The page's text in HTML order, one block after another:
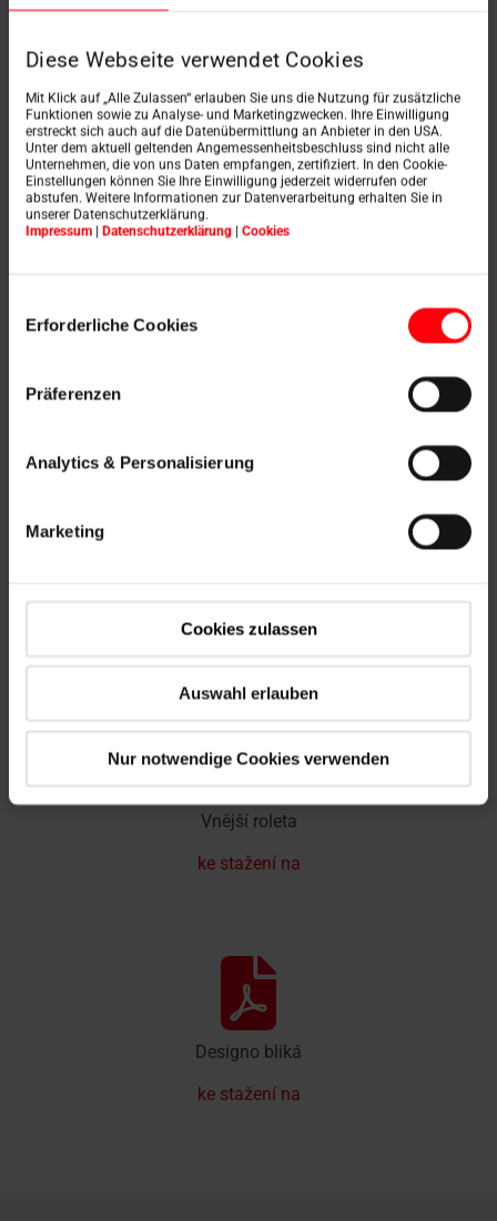
Diese Webseite verwendet Cookies
Mit Klick auf „Alle Zulassen“ erlauben Sie uns die Nutzung für zusätzliche
Funktionen sowie zu Analyse- und Marketingzwecken. Ihre Einwilligung
erstreckt sich auch auf die Datenübermittlung an Anbieter in den USA.
Unter dem aktuell geltenden Angemessenheitsbeschluss sind nicht alle
Unternehmen, die von uns Daten empfangen, zertifiziert. In den Cookie-
Einstellungen können Sie Ihre Einwilligung jederzeit widerrufen oder
abstufen. Weitere Informationen zur Datenverarbeitung erhalten Sie in
unserer Datenschutzerklärung.
Impressum | Datenschutzerklärung | Cookies
Erforderliche Cookies
Präferenzen
Analytics & Personalisierung
Marketing
Cookies zulassen
Auswahl erlauben
Nur notwendige Cookies verwenden
RotoQ Q4 Wood
ke stažení na
Markýza ke stažení
Vnější roleta
ke stažení na
Designo bliká
ke stažení na